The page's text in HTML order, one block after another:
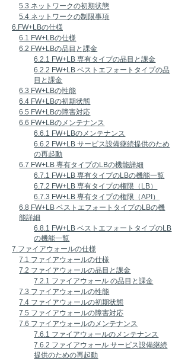
5.3 ネットワークの初期状態
5.4 ネットワークの制限事項
6.FW+LBの仕様
6.1 FW+LBの仕様
6.2 FW+LBの品目と課金
6.2.1 FW+LB 専有タイプの品目と課金
6.2.2 FW+LB ベストエフォートタイプの品
目と課金
6.3 FW+LBの性能
6.4 FW+LBの初期状態
6.5 FW+LBの障害対応
6.6 FW+LBのメンテナンス
6.6.1 FW+LBのメンテナンス
6.6.2 FW+LB サービス設備継続提供のため
の再起動
6.7 FW+LB 専有タイプのLBの機能詳細
6.7.1 FW+LB 専有タイプのLBの機能一覧
6.7.2 FW+LB 専有タイプの権限（LB）
6.7.3 FW+LB 専有タイプの権限（API）
6.8 FW+LB ベストエフォートタイプのLBの機
能詳細
6.8.1 FW+LB ベストエフォートタイプのLB
の機能一覧
7.ファイアウォールの仕様
7.1 ファイアウォールの仕様
7.2 ファイアウォールの品目と課金
7.2.1 ファイアウォール の品目と課金
7.3 ファイアウォールの性能
7.4 ファイアウォールの初期状態
7.5 ファイアウォールの障害対応
7.6 ファイアウォールのメンテナンス
7.6.1 ファイアウォールのメンテナンス
7.6.2 ファイアウォール サービス設備継続
提供のための再起動